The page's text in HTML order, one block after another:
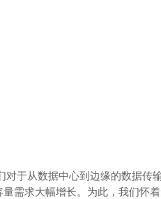
对于从数据中心到边缘的数据
量需求大幅增长。为此，我们